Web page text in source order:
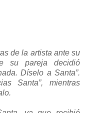
de la artista ante su
su pareja decidió
Díselo a Santa”.
Santa”, mientras